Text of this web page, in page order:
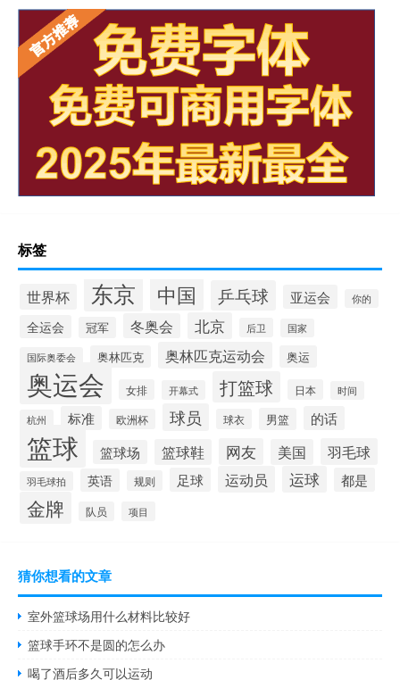
标签
世界杯 东京 中国 乒乓球 亚运会 你的
全运会 冠军 冬奥会 北京 后卫 国家
国际奥委会 奥林匹克 奥林匹克运动会 奥运
奥运会 女排 开幕式 打篮球 日本 时间
杭州 标准 欧洲杯 球员 球衣 男篮 的话
篮球 篮球场 篮球鞋 网友 美国 羽毛球
羽毛球拍 英语 规则 足球 运动员 运球 都是
金牌 队员 项目
猜你想看的文章
室外篮球场用什么材料比较好
篮球手环不是圆的怎么办
喝了酒后多久可以运动